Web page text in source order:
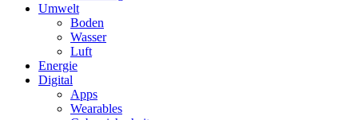
Umwelt
Boden
Wasser
Luft
Energie
Digital
Apps
Wearables